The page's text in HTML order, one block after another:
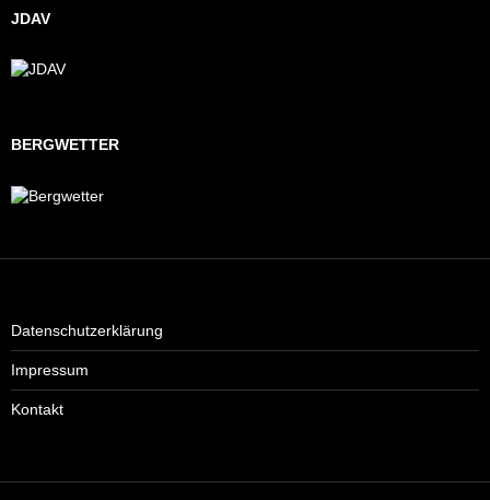
JDAV
BERGWETTER
Datenschutzerklärung
Impressum
Kontakt